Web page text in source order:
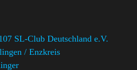
SL-Club Deutschland e.V.
/ Enzkreis